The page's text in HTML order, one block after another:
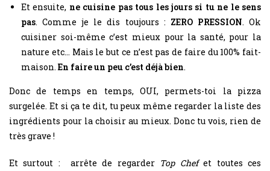
Et ensuite, ne cuisine pas tous les jours si tu ne le sens
pas. Comme je le dis toujours : ZERO PRESSION. Ok
cuisiner soi-même c’est mieux pour la santé, pour la
nature etc… Mais le but ce n’est pas de faire du 100% fait-
maison. En faire un peu c’est déjà bien.
Donc de temps en temps, OUI, permets-toi la pizza
surgelée. Et si ça te dit, tu peux même regarder la liste des
ingrédients pour la choisir au mieux. Donc tu vois, rien de
très grave !
Et surtout : arrête de regarder Top Chefet toutes ces